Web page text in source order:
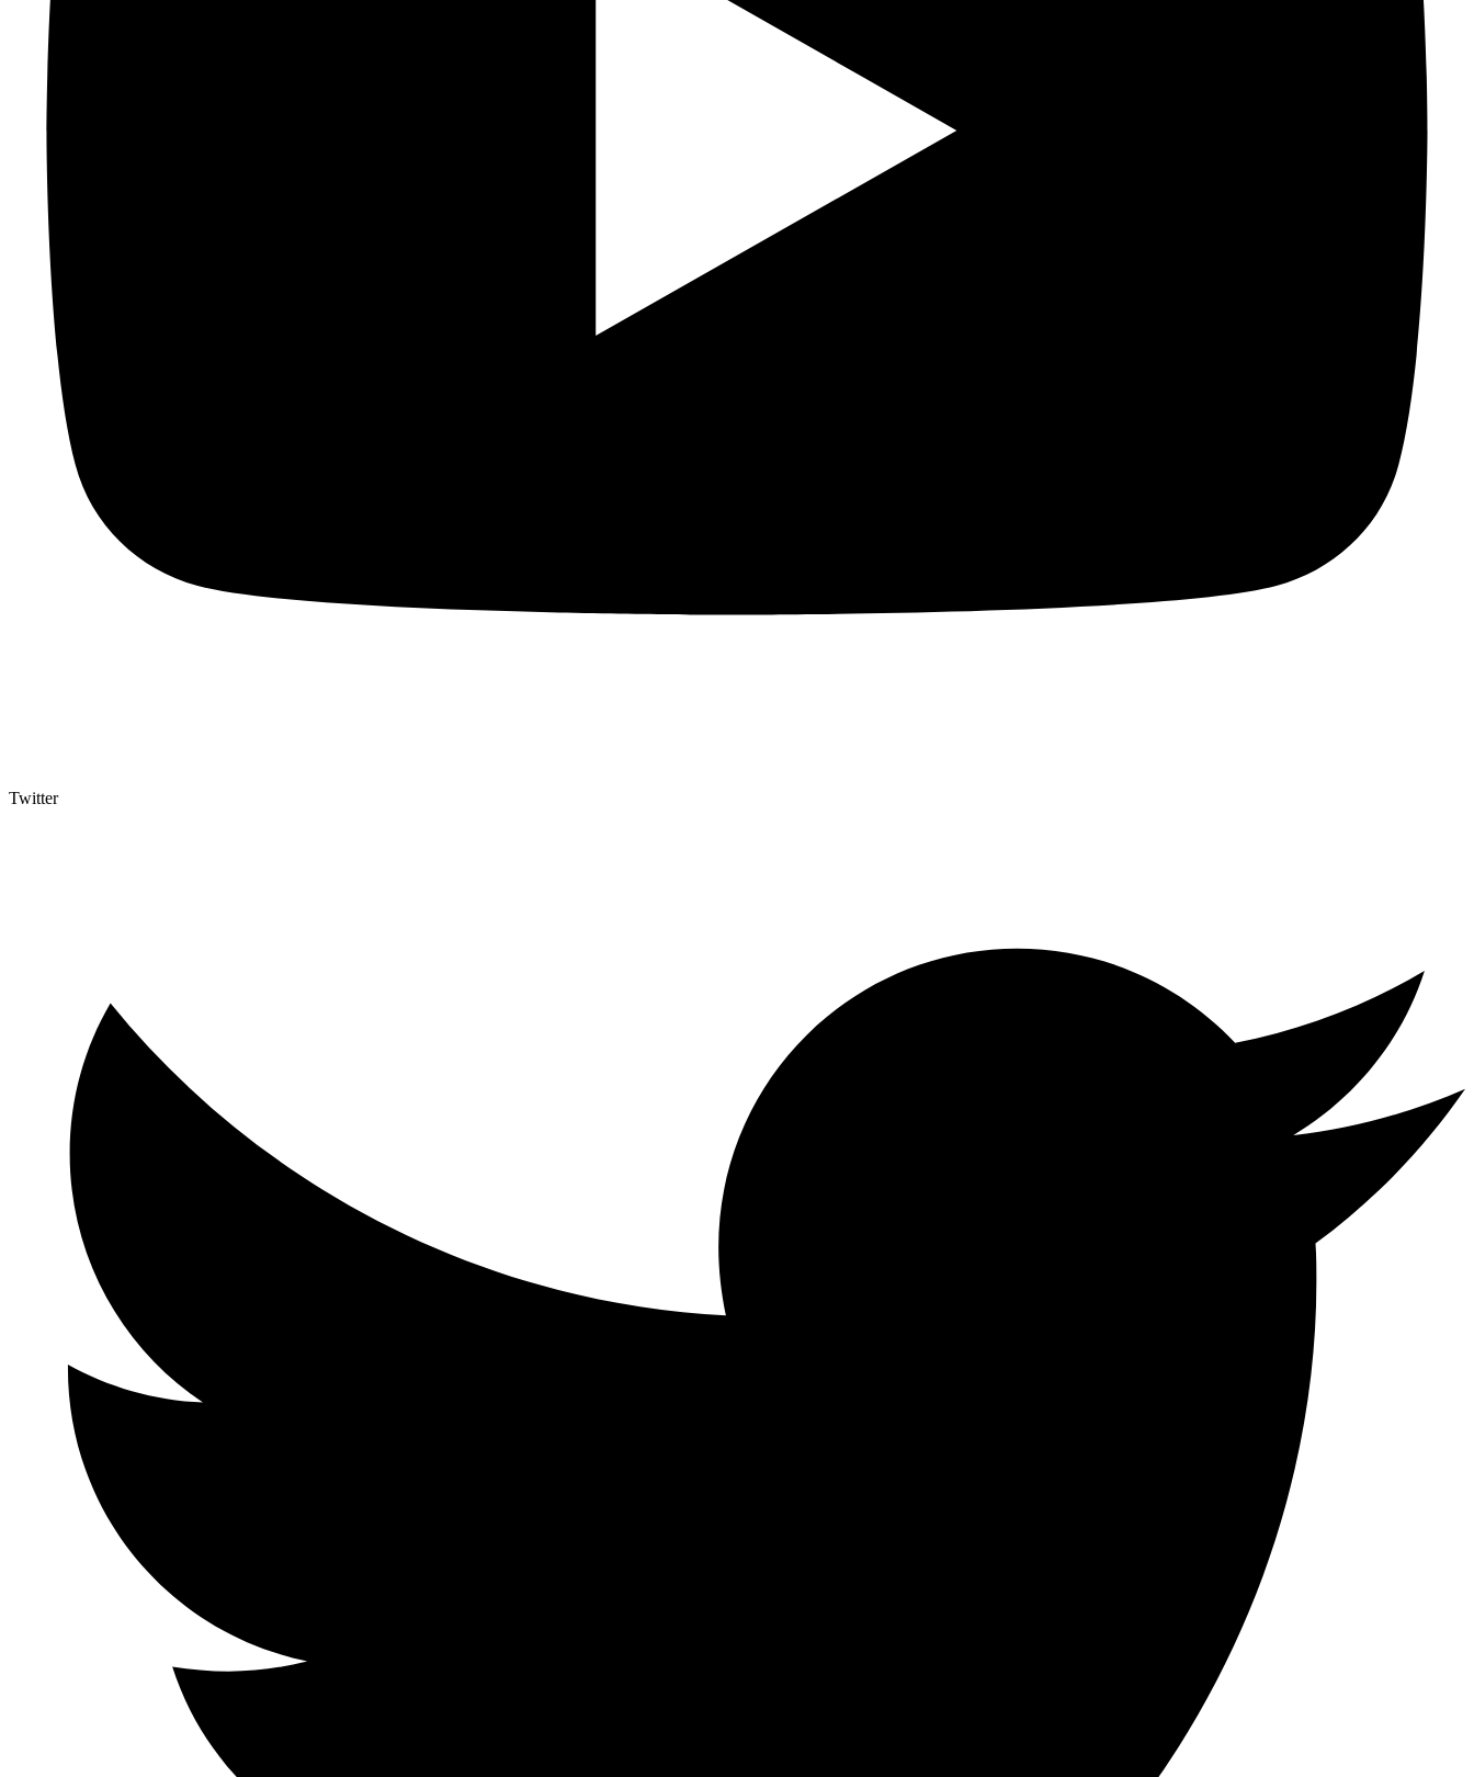
Twitter